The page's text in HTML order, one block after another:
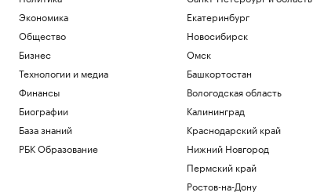
Экономика
Общество
Бизнес
Технологии и медиа
Финансы
Биографии
База знаний
РБК Образование
Екатеринбург
Новосибирск
Омск
Башкортостан
Вологодская область
Калининград
Краснодарский край
Нижний Новгород
Пермский край
Ростов-на-Дону